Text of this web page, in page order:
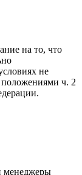
на то, что
не
положениями ч. 2
менеджеры